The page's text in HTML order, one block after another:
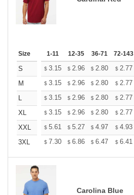
Size 1-11 12-35 36-71 72-143
S $ 3.15 $ 2.96 $ 2.80 $ 2.77
M
$ 3.15 $ 2.96 $ 2.80 $ 2.77
L
$ 3.15 $ 2.96 $ 2.80 $ 2.77
XL
$ 3.15 $ 2.96 $ 2.80 $ 2.77
XXL
$ 5.61 $ 5.27 $ 4.97 $ 4.93
3XL
$ 7.30 $ 6.86 $ 6.47 $ 6.41
Carolina Blue